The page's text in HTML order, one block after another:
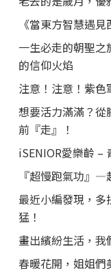
《當東方智慧遇
一生必走的朝聖
的信仰火焰
注意！注意！紫色
想要活力滿滿？從
前『走』！
iSENIOR愛樂齡 –
『超慢跑氣功』—
最近小編發現，
猛！
畫出繽紛生活，我
春暖花開，姐姐們